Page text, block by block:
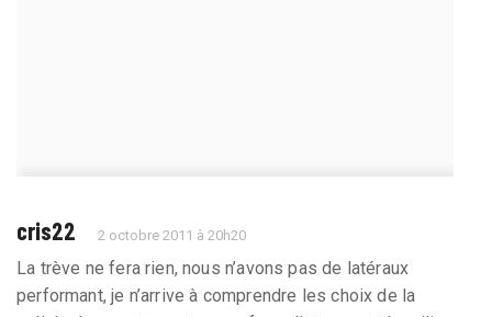
cris22 2 octobre 2011 à 20h20
La trève ne fera rien, nous n’avons pas de latéraux
performant, je n’arrive à comprendre les choix de la